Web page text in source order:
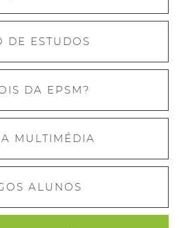
DE ESTUDOS
DA EPSM?
MULTIMÉDIA
ALUNOS